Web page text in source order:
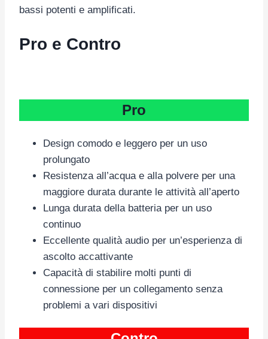
bassi potenti e amplificati.
Pro e Contro
Pro
Design comodo e leggero per un uso
prolungato
Resistenza all’acqua e alla polvere per una
maggiore durata durante le attività all’aperto
Lunga durata della batteria per un uso
continuo
Eccellente qualità audio per un’esperienza di
ascolto accattivante
Capacità di stabilire molti punti di
connessione per un collegamento senza
problemi a vari dispositivi